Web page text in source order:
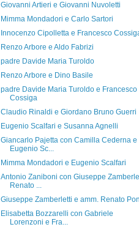
Giovanni Artieri e Giovanni Nuvoletti
Mimma Mondadori e Carlo Sartori
Innocenzo Cipolletta e Francesco
Renzo Arbore e Aldo Fabrizi
padre Davide Maria Turoldo
Renzo Arbore e Dino Basile
padre Davide Maria Turoldo e Francesco
Cossiga
Claudio Rinaldi e Giordano Bruno Guerri
Eugenio Scalfari e Susanna Agnelli
Giancarlo Pajetta con Camilla Cederna e
Eugenio Sc...
Mimma Mondadori e Eugenio Scalfari
Antonio Zaniboni con Giuseppe
Renato ...
Giuseppe Zamberletti e amm. Renato
Elisabetta Bozzarelli con Gabriele
Lorenzoni e Fra...